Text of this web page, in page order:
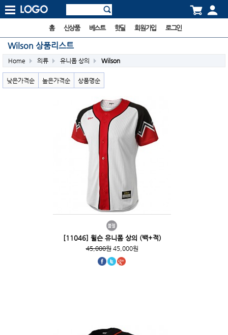
홈 신상품 베스트 핫딜 회원가입 로그인
Wilson 상품리스트
Home 의류 유니폼 상의 Wilson
낮은가격순 높은가격순 상품명순
[11046] 윌슨 유니폼 상의 (백+적)
45,000원45,000원